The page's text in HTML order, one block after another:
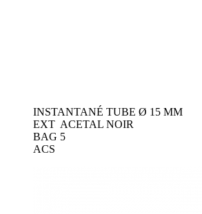
INSTANTANÉ TUBE Ø 15 MM
EXT ACETAL NOIR
BAG 5
ACS